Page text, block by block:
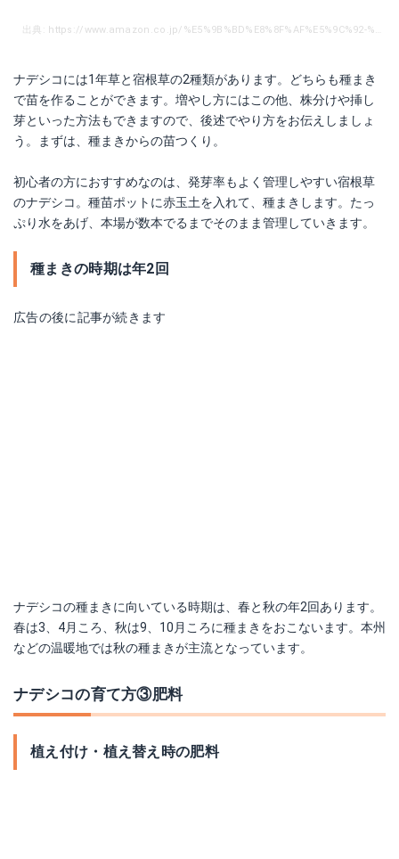
ナデシコには1年草と宿根草の2種類があります。どちらも種まき
で苗を作ることができます。増やし方にはこの他、株分けや挿し
芽といった方法もできますので、後述でやり方をお伝えしましょ
う。まずは、種まきからの苗つくり。
初心者の方におすすめなのは、発芽率もよく管理しやすい宿根草
のナデシコ。種苗ポットに赤玉土を入れて、種まきします。たっ
ぷり水をあげ、本場が数本でるまでそのまま管理していきます。
種まきの時期は年2回
広告の後に記事が続きます
ナデシコの種まきに向いている時期は、春と秋の年2回あります。
春は3、4月ころ、秋は9、10月ころに種まきをおこないます。本州
などの温暖地では秋の種まきが主流となっています。
ナデシコの育て方③肥料
植え付け・植え替え時の肥料